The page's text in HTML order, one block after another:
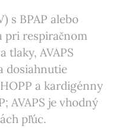
s BPAP alebo
pri respiračnom
tlaky, AVAPS
dosiahnutie
a kardigénny
AVAPS je vhodný
pľúc.